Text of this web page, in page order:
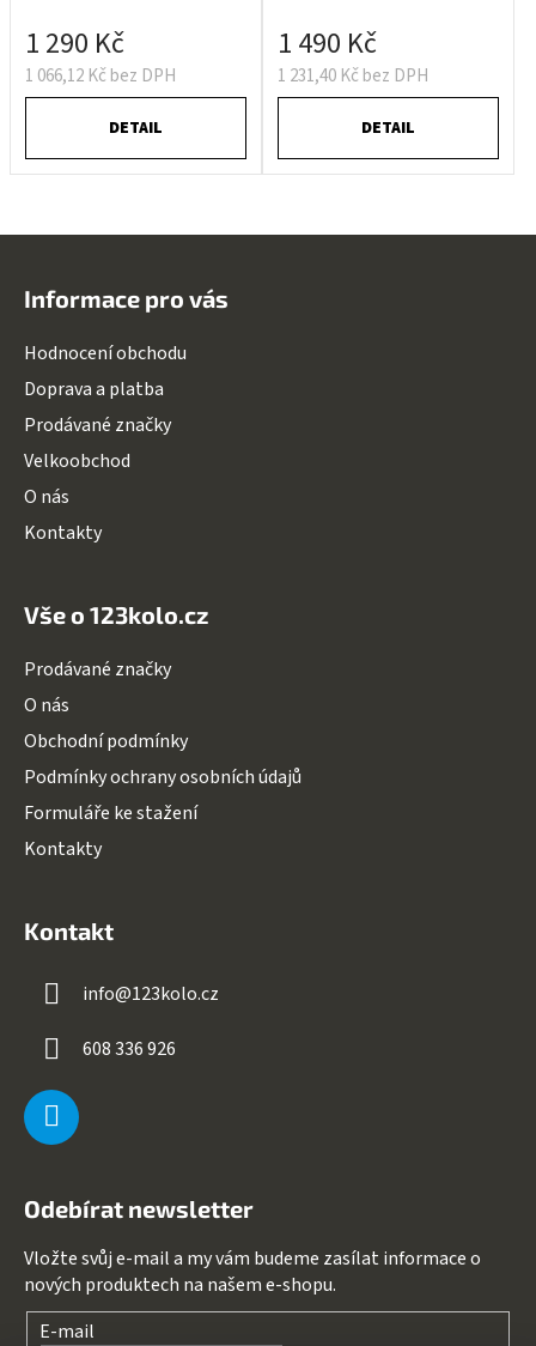
1 066,12 Kč bez DPH
1 290 Kč
DETAIL
1 231,40 Kč bez DPH
1 490 Kč
DETAIL
Informace pro vás
Hodnocení obchodu
Doprava a platba
Prodávané značky
Velkoobchod
O nás
Kontakty
Vše o 123kolo.cz
Prodávané značky
O nás
Obchodní podmínky
Podmínky ochrany osobních údajů
Formuláře ke stažení
Kontakty
Kontakt
info@123kolo.cz
608 336 926
Odebírat newsletter
Vložte svůj e-mail a my vám budeme zasílat informace o
nových produktech na našem e-shopu.
E-mail